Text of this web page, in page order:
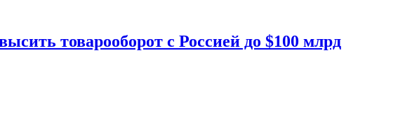
товарооборот с Россией до $100 млрд